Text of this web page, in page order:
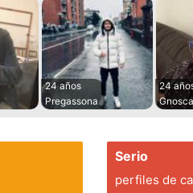
24 años
Pregassona
24
Gnosca
Serio
perfiles de